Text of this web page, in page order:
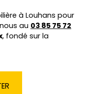
à Louhans pour
au 03 85 75 72
, fondé sur la